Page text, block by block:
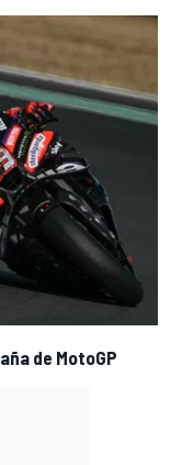
de MotoGP